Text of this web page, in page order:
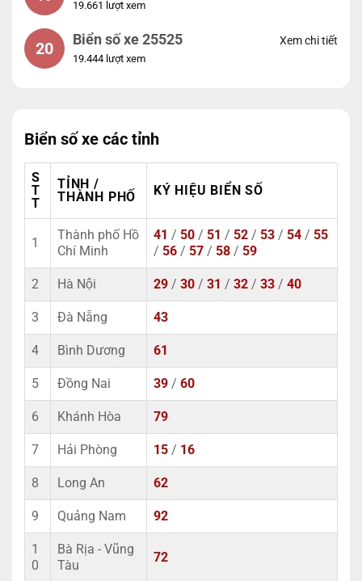
19.661 lượt xem
20 Biển số xe 25525
19.444 lượt xem
Xem chi tiết
Biển số xe các tỉnh
S
T
T
TỈNH /
THÀNH PHỐ
KÝ HIỆU BIỂN SỐ
1
Thành phố Hồ
Chí Minh
41 / 50 / 51 / 52 / 53 / 54 / 55
/ 56 / 57 / 58 / 59
2 Hà Nội 29 / 30 / 31 / 32 / 33 / 40
3 Đà Nẵng 43
4 Bình Dương 61
5 Đồng Nai 39 / 60
6 Khánh Hòa 79
7 Hải Phòng 15 / 16
8 Long An 62
9 Quảng Nam 92
1
0
Bà Rịa - Vũng
Tàu
72